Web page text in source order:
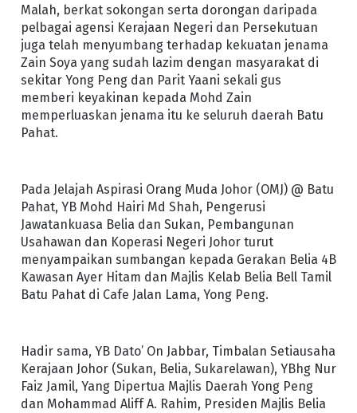
Malah, berkat sokongan serta dorongan daripada
pelbagai agensi Kerajaan Negeri dan Persekutuan
juga telah menyumbang terhadap kekuatan jenama
Zain Soya yang sudah lazim dengan masyarakat di
sekitar Yong Peng dan Parit Yaani sekali gus
memberi keyakinan kepada Mohd Zain
memperluaskan jenama itu ke seluruh daerah Batu
Pahat.
Pada Jelajah Aspirasi Orang Muda Johor (OMJ) @ Batu
Pahat, YB Mohd Hairi Md Shah, Pengerusi
Jawatankuasa Belia dan Sukan, Pembangunan
Usahawan dan Koperasi Negeri Johor turut
menyampaikan sumbangan kepada Gerakan Belia 4B
Kawasan Ayer Hitam dan Majlis Kelab Belia Bell Tamil
Batu Pahat di Cafe Jalan Lama, Yong Peng.
Hadir sama, YB Dato’ On Jabbar, Timbalan Setiausaha
Kerajaan Johor (Sukan, Belia, Sukarelawan), YBhg Nur
Faiz Jamil, Yang Dipertua Majlis Daerah Yong Peng
dan Mohammad Aliff A. Rahim, Presiden Majlis Belia